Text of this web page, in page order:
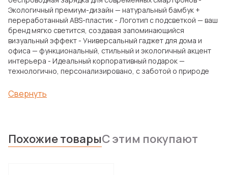
Экологичный премиум-дизайн — натуральный бамбук +
переработанный ABS-пластик - Логотип с подсветкой — ваш
бренд мягко светится, создавая запоминающийся
визуальный эффект - Универсальный гаджет для дома и
офиса — функциональный, стильный и экологичный акцент
интерьера - Идеальный корпоративный подарок —
технологично, персонализировано, с заботой о природе
Свернуть
Похожие товарыС этим покупают